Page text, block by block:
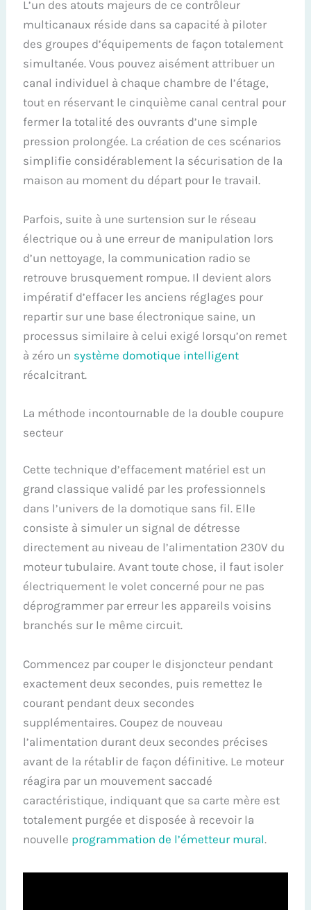
L’un des atouts majeurs de ce contrôleur
multicanaux réside dans sa capacité à piloter
des groupes d’équipements de façon totalement
simultanée. Vous pouvez aisément attribuer un
canal individuel à chaque chambre de l’étage,
tout en réservant le cinquième canal central pour
fermer la totalité des ouvrants d’une simple
pression prolongée. La création de ces scénarios
simplifie considérablement la sécurisation de la
maison au moment du départ pour le travail.
Parfois, suite à une surtension sur le réseau
électrique ou à une erreur de manipulation lors
d’un nettoyage, la communication radio se
retrouve brusquement rompue. Il devient alors
impératif d’effacer les anciens réglages pour
repartir sur une base électronique saine, un
processus similaire à celui exigé lorsqu’on remet
à zéro un système domotique intelligent
récalcitrant.
La méthode incontournable de la double coupure
secteur
Cette technique d’effacement matériel est un
grand classique validé par les professionnels
dans l’univers de la domotique sans fil. Elle
consiste à simuler un signal de détresse
directement au niveau de l’alimentation 230V du
moteur tubulaire. Avant toute chose, il faut isoler
électriquement le volet concerné pour ne pas
déprogrammer par erreur les appareils voisins
branchés sur le même circuit.
Commencez par couper le disjoncteur pendant
exactement deux secondes, puis remettez le
courant pendant deux secondes
supplémentaires. Coupez de nouveau
l’alimentation durant deux secondes précises
avant de la rétablir de façon définitive. Le moteur
réagira par un mouvement saccadé
caractéristique, indiquant que sa carte mère est
totalement purgée et disposée à recevoir la
nouvelle programmation de l’émetteur mural.